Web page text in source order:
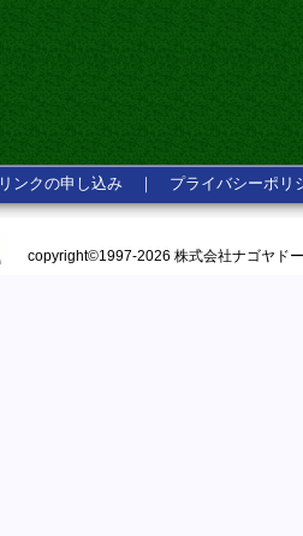
リンクの申し込み ｜ プライバシーポリ
copyright©1997-2026 株式会社ナゴヤド